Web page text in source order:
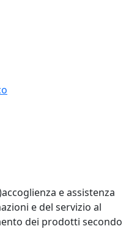
e assistenza
e del servizio al
dei prodotti secondo